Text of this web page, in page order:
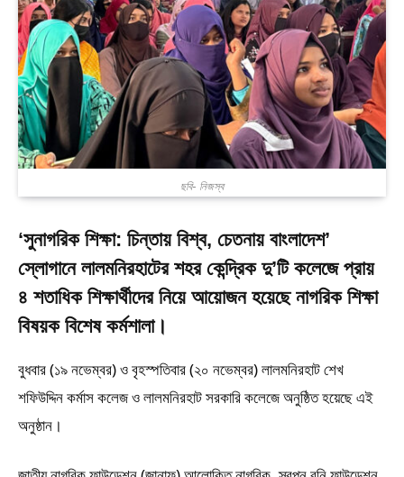
ছবি- নিজস্ব
‘সুনাগরিক শিক্ষা: চিন্তায় বিশ্ব, চেতনায় বাংলাদেশ’
স্লোগানে লালমনিরহাটের শহর কেন্দ্রিক দু’টি কলেজে প্রায়
৪ শতাধিক শিক্ষার্থীদের নিয়ে আয়োজন হয়েছে নাগরিক শিক্ষা
বিষয়ক বিশেষ কর্মশালা।
বুধবার (১৯ নভেম্বর) ও বৃহস্পতিবার (২০ নভেম্বর) লালমনিরহাট শেখ
শফিউদ্দিন কর্মাস কলেজ ও লালমনিরহাট সরকারি কলেজে অনুষ্ঠিত হয়েছে এই
অনুষ্ঠান।